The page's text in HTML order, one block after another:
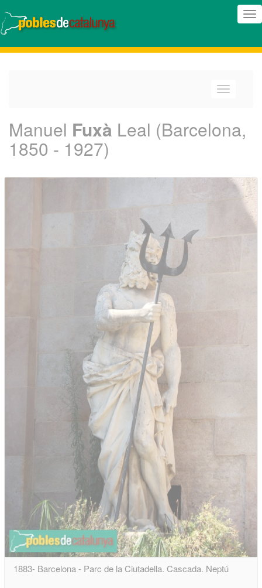
Manuel Fuxà Leal (Barcelona,
1850 - 1927)
1883- Barcelona - Parc de la Ciutadella. Cascada. Neptú